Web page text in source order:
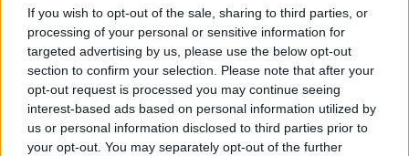
If you wish to opt-out of the sale, sharing to third parties, or
processing of your personal or sensitive information for
targeted advertising by us, please use the below opt-out
section to confirm your selection. Please note that after your
opt-out request is processed you may continue seeing
interest-based ads based on personal information utilized by
us or personal information disclosed to third parties prior to
your opt-out. You may separately opt-out of the further
Leicht
Rindersteak gebraten
T-Bone-Steak gegrillt